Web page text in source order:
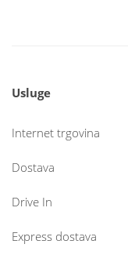
Usluge
Internet trgovina
Dostava
Drive In
Express dostava